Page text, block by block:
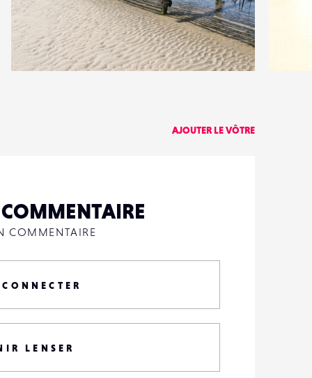
0
3
AJOUTER LE VÔTRE
COMMENTAIRE
LENSER